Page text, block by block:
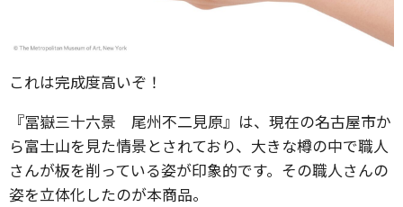
これは完成度高いぞ！
『冨嶽三十六景 尾州不二見原』は、現在の名古屋市か
ら富士山を見た情景とされており、大きな樽の中で職人
さんが板を削っている姿が印象的です。その職人さんの
姿を立体化したのが本商品。